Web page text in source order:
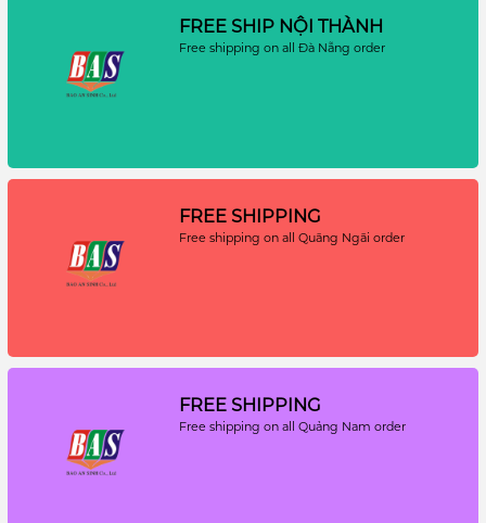
FREE SHIP NỘI THÀNH
Free shipping on all Đà Nẵng order
FREE SHIPPING
Free shipping on all Quãng Ngãi order
FREE SHIPPING
Free shipping on all Quảng Nam order